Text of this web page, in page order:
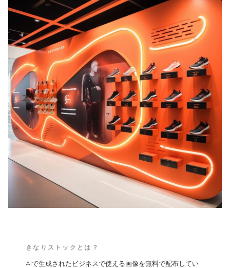
きなりストックとは？
AIで生成されたビジネスで使える画像を無料で配布してい